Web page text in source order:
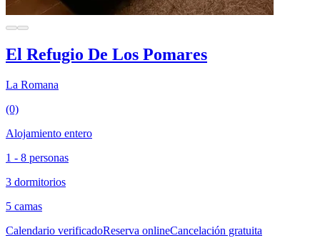
El Refugio De Los Pomares
La Romana
(0)
Alojamiento entero
1 - 8 personas
3 dormitorios
5 camas
Calendario verificadoReserva onlineCancelación gratuita